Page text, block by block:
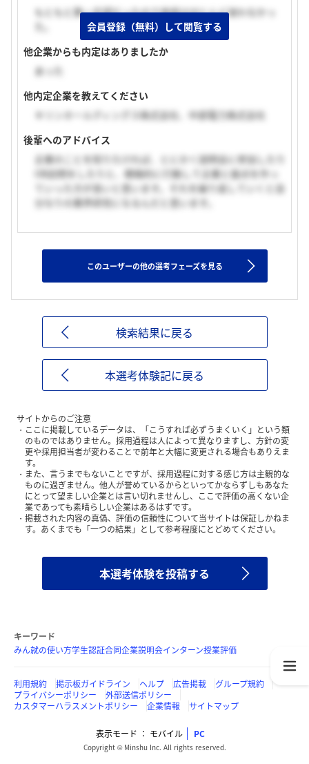
もともと第一志望だったので承諾はほとんど迷わなかっ
他企業からも内定はありましたか
あった
他内定企業を教えてください
キリンホールディングス株式会社、中部電力株式会社
後輩へのアドバイス
企業のことを知りたければ、とにかく説明会に参加したり
OB訪問をしたりと、積極的に行動して企業と接点を作っ
ていった方が良いと思います。それを繰り返していくと自
分なりの業界研究になるんだと思います。
会員登録（無料）して閲覧する
このユーザーの他の選考フェーズを見る
検索結果に戻る
本選考体験記に戻る
サイトからのご注意
ここに掲載しているデータは、「こうすれば必ずうまくいく」という類
のものではありません。採用過程は人によって異なりますし、方針の変
更や採用担当者が変わることで前年と大幅に変更される場合もありえま
す。
また、言うまでもないことですが、採用過程に対する感じ方は主観的な
ものに過ぎません。他人が誉めているからといってかならずしもあなた
にとって望ましい企業とは言い切れませんし、ここで評価の高くない企
業であっても素晴らしい企業はあるはずです。
掲載された内容の真偽、評価の信頼性について当サイトは保証しかねま
す。あくまでも「一つの結果」として参考程度にとどめてください。
本選考体験を投稿する
キーワード
みん就の使い方学生認証合同企業説明会インターン授業評価
利用規約 掲示板ガイドライン ヘルプ 広告掲載
グループ規約
プライバシーポリシー
外部送信ポリシー
カスタマーハラスメントポリシー
企業情報 サイトマップ
表示モード モバイル PC
Copyright © Minshu Inc. All rights reserved.